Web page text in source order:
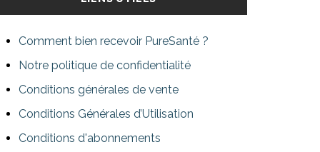
Comment bien recevoir PureSanté ?
Notre politique de confidentialité
Conditions générales de vente
Conditions Générales d’Utilisation
Conditions d'abonnements